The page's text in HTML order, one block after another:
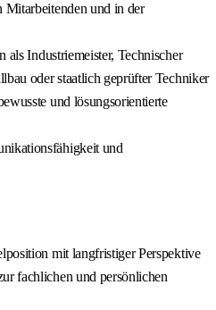
und in der
als Industriemeister, Technischer
oder staatlich geprüfter Techniker
und lösungsorientierte
und
mit langfristiger Perspektive
fachlichen und persönlichen